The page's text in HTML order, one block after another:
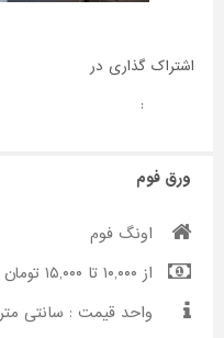
اشتراک گذاری در
:
ورق فوم
اونگ فوم
از ۱۰,۰۰۰ تا ۱۵,۰۰۰ تومان
واحد قیمت : سانتی متر